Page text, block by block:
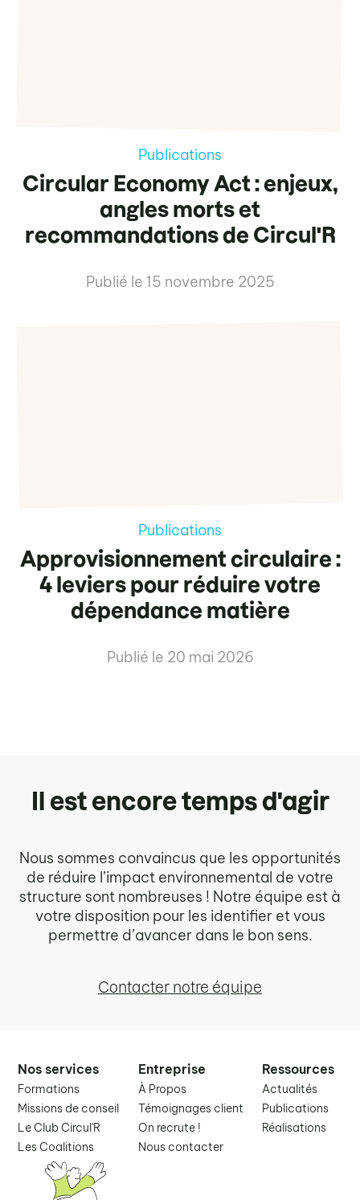
Publications
Circular Economy Act : enjeux,
angles morts et
recommandations de Circul'R
Publié le 15 novembre 2025
Publications
Approvisionnement circulaire :
4 leviers pour réduire votre
dépendance matière
Publié le 20 mai 2026
Il est encore temps d'agir
Nous sommes convaincus que les opportunités
de réduire l’impact environnemental de votre
structure sont nombreuses ! Notre équipe est à
votre disposition pour les identifier et vous
permettre d’avancer dans le bon sens.
Contacter notre équipe
Nos services
Formations
Missions de conseil
Le Club Circul'R
Les Coalitions
Entreprise
À Propos
Témoignages client
On recrute !
Nous contacter
Ressources
Actualités
Publications
Réalisations